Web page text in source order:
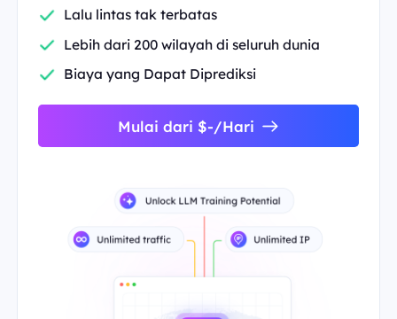
Lalu lintas tak terbatas
Lebih dari 200 wilayah di seluruh dunia
Biaya yang Dapat Diprediksi
Mulai dari $-/Hari